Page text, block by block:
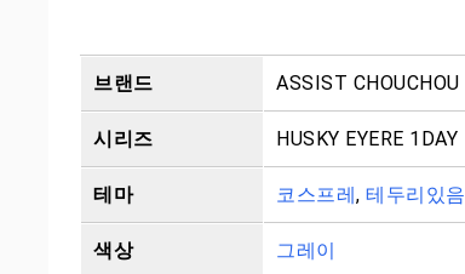
브랜드 ASSIST CHOUCHOU
시리즈 HUSKY EYERE 1DAY
테마 코스프레, 테두리있음
색상 그레이